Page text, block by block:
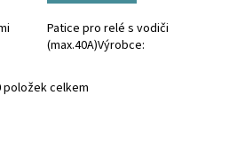
Patice pro relé s vodiči
(max.40A)Výrobce:
O
položek celkem